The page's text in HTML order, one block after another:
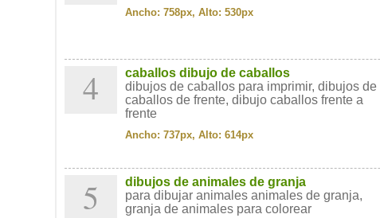
Ancho: 758px, Alto: 530px
4
caballos dibujo de caballos
dibujos de caballos para imprimir, dibujos de
caballos de frente, dibujo caballos frente a
frente
Ancho: 737px, Alto: 614px
5
dibujos de animales de granja
para dibujar animales animales de granja,
granja de animales para colorear